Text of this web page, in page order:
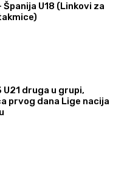
Španija U18 (Linkovi za
U21 druga u grupi,
prvog dana Lige nacija